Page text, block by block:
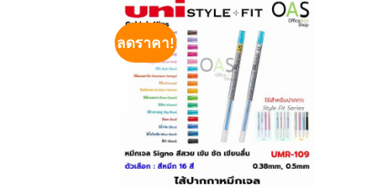
ลดราคา!